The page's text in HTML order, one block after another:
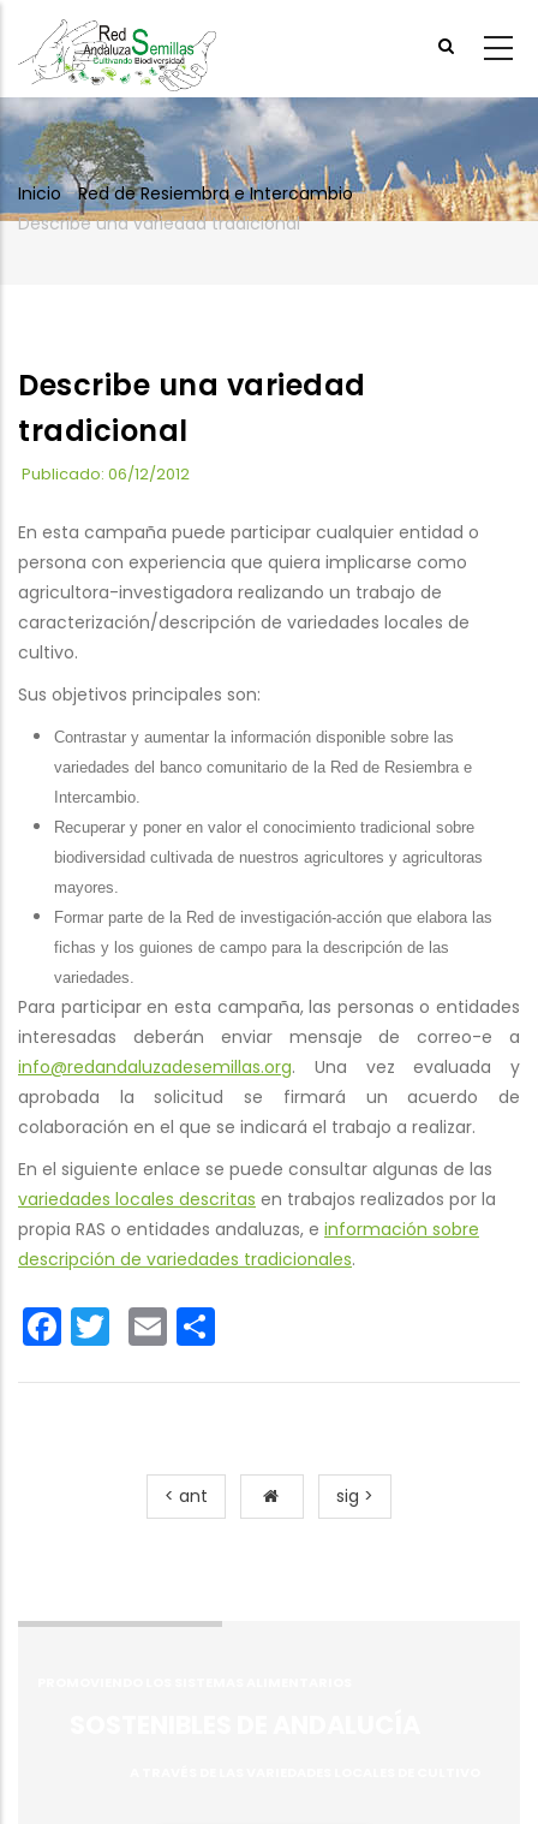
main
content
Breadcrumb
Inicio -Red de Resiembra e Intercambio -
Describe una variedad tradicional
Describe una variedad
tradicional
Publicado: 06/12/2012
En esta campaña puede participar cualquier entidad o
persona con experiencia que quiera implicarse como
agricultora-investigadora realizando un trabajo de
caracterización/descripción de variedades locales de
cultivo.
Sus objetivos principales son:
Contrastar y aumentar la información disponible sobre las
variedades del banco comunitario de la Red de Resiembra e
Intercambio.
Recuperar y poner en valor el conocimiento tradicional sobre
biodiversidad cultivada de nuestros agricultores y agricultoras
mayores.
Formar parte de la Red de investigación-acción que elabora las
fichas y los guiones de campo para la descripción de las
variedades.
Para participar en esta campaña, las personas o entidades
interesadas deberán enviar mensaje de correo-e a
info@redandaluzadesemillas.org. Una vez evaluada y
aprobada la solicitud se firmará un acuerdo de
colaboración en el que se indicará el trabajo a realizar.
En el siguiente enlace se puede consultar algunas de las
variedades locales descritas en trabajos realizados por la
propia RAS o entidades andaluzas, e información sobre
descripción de variedades tradicionales.
Facebook
Twitter
Email
< ant sig >